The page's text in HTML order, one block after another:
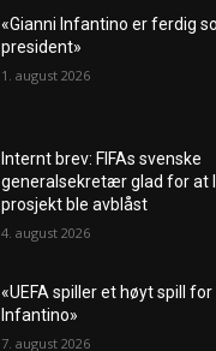
«Gianni Infantino er ferdig
president»
1. august 2026
Internt brev: FIFAs svenske
generalsekretær glad for at
prosjekt ble avblåst
4. august 2026
«UEFA spiller et høyt spill
Infantino»
7. august 2026